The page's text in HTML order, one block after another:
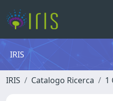
IRIS
IRIS Catalogo Ricerca 1